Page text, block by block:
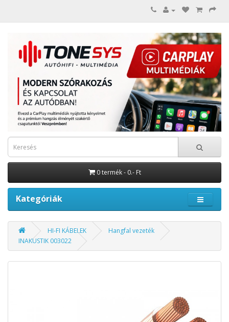
0 termék - 0.- Ft
Kategóriák
HI-FI KÁBELEK
Hangfal vezeték
INAKUSTIK 003022